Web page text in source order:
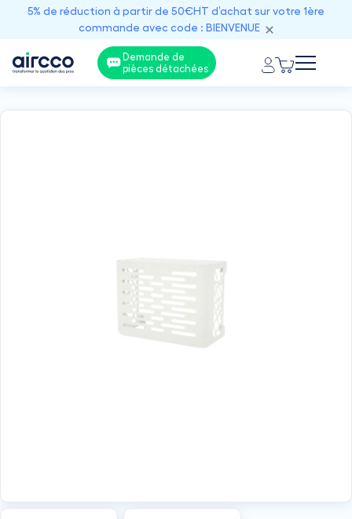
5% de réduction à partir de 50€HT d’achat sur votre 1ère
commande avec code : BIENVENUE
Demande de
pièces détachées